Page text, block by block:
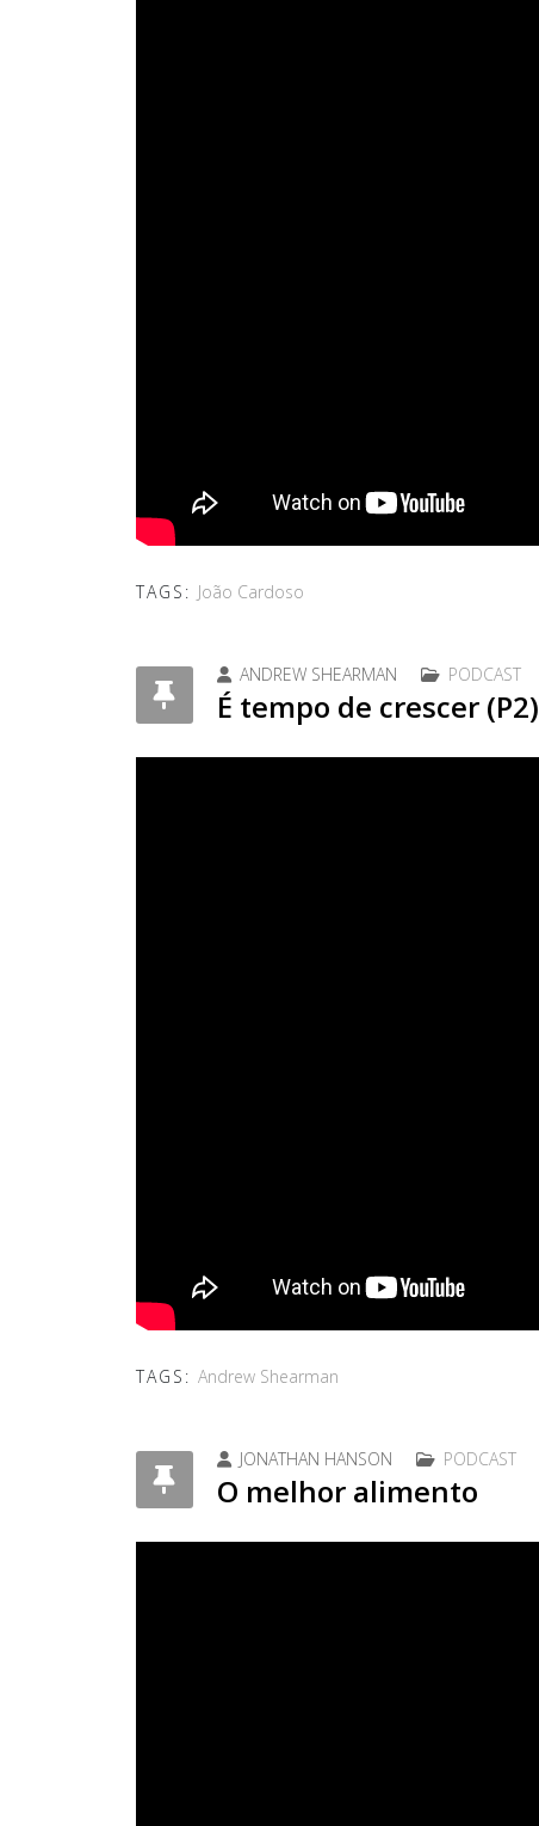
TAGS: João Cardoso
ANDREW SHEARMAN PODCAST
É tempo de crescer (P2)
TAGS: Andrew Shearman
JONATHAN HANSON PODCAST
O melhor alimento